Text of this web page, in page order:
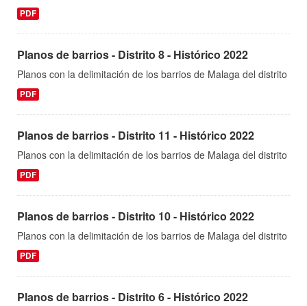
PDF
Planos de barrios - Distrito 8 - Histórico 2022
Planos con la delimitación de los barrios de Malaga del distrito
PDF
Planos de barrios - Distrito 11 - Histórico 2022
Planos con la delimitación de los barrios de Malaga del distrito
PDF
Planos de barrios - Distrito 10 - Histórico 2022
Planos con la delimitación de los barrios de Malaga del distrito
PDF
Planos de barrios - Distrito 6 - Histórico 2022